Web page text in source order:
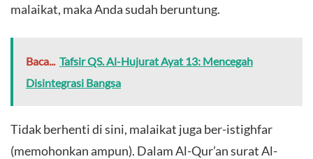
malaikat, maka Anda sudah beruntung.
Baca... Tafsir QS. Al-Hujurat Ayat 13: Mencegah
Disintegrasi Bangsa
Tidak berhenti di sini, malaikat juga ber-istighfar
(memohonkan ampun). Dalam Al-Qur’an surat Al-